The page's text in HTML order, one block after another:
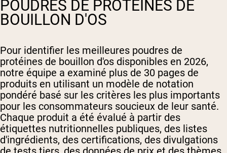
POUDRES DE PROTÉINES DE
BOUILLON D'OS
Pour identifier les meilleures poudres de
protéines de bouillon d'os disponibles en 2026,
notre équipe a examiné plus de 30 pages de
produits en utilisant un modèle de notation
pondéré basé sur les critères les plus importants
pour les consommateurs soucieux de leur santé.
Chaque produit a été évalué à partir des
étiquettes nutritionnelles publiques, des listes
d'ingrédients, des certifications, des divulgations